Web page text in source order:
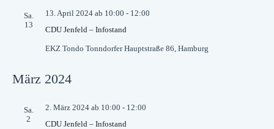
Sa.
13
CDU Jenfeld – Infostand
13. April 2024 ab 10:00 - 12:00
EKZ Tondo Tonndorfer Hauptstraße 86, Hamburg
März 2024
Sa.
2
CDU Jenfeld – Infostand
2. März 2024 ab 10:00 - 12:00